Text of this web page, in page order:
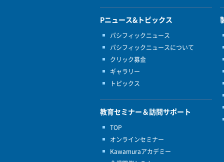
Pニュース&トピックス
パシフィックニュース
パシフィックニュースについて
クリック募金
ギャラリー
トピックス
教育セミナー＆訪問サポート
TOP
オンラインセミナー
Kawamuraアカデミー